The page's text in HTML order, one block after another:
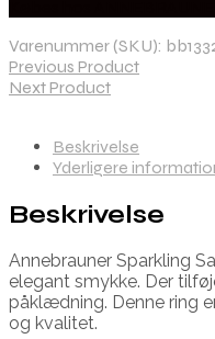
Varenummer (SKU):
Previous Product
Next Product
Beskrivelse
Yderligere
Beskrivelse
Annebrauner Sparkling
elegant smykke. Der
påklædning. Denne ring
og kvalitet.